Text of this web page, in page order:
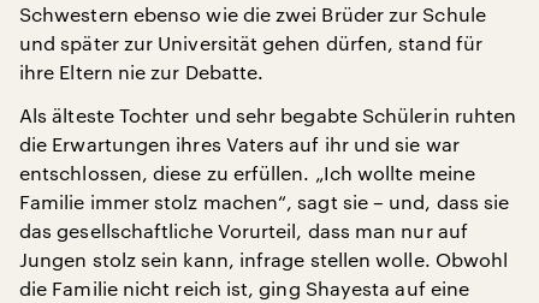
Schwestern ebenso wie die zwei Brüder zur Schule
und später zur Universität gehen dürfen, stand für
ihre Eltern nie zur Debatte.
Als älteste Tochter und sehr begabte Schülerin ruhten
die Erwartungen ihres Vaters auf ihr und sie war
entschlossen, diese zu erfüllen. „Ich wollte meine
Familie immer stolz machen“, sagt sie – und, dass sie
das gesellschaftliche Vorurteil, dass man nur auf
Jungen stolz sein kann, infrage stellen wolle. Obwohl
die Familie nicht reich ist, ging Shayesta auf eine